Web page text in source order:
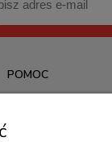
POMOC